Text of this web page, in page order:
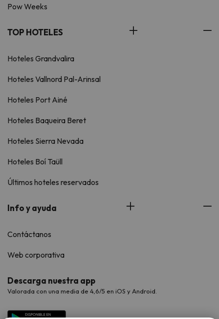
Pow Weeks
TOP HOTELES
Hoteles Grandvalira
Hoteles Vallnord Pal-Arinsal
Hoteles Port Ainé
Hoteles Baqueira Beret
Hoteles Sierra Nevada
Hoteles Boí Taüll
Últimos hoteles reservados
Info y ayuda
Contáctanos
Web corporativa
Descarga nuestra app
Valorada con una media de 4,6/5 en iOS y Android.